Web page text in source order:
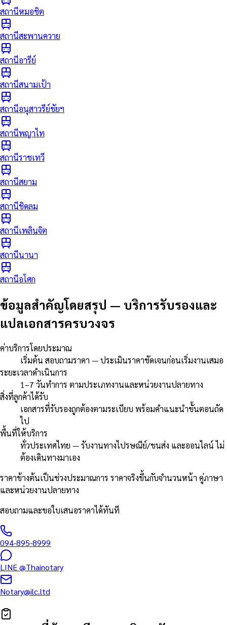
สถานีหมอชิต
สถานีสะพานควาย
สถานีอารีย์
สถานีสนามเป้า
สถานีอนุสาวรีย์ชัยฯ
สถานีพญาไท
สถานีราชเทวี
สถานีสยาม
สถานีชิดลม
สถานีเพลินจิต
สถานีนานา
สถานีอโศก
ข้อมูลสำคัญโดยสรุป — บริการรับรองและ
แปลเอกสารครบวงจร
ค่าบริการโดยประมาณ
เริ่มต้น สอบถามราคา — ประเมินราคาชัดเจนก่อนเริ่มงานเสมอ
ระยะเวลาดำเนินการ
1–7 วันทำการ ตามประเภทงานและหน่วยงานปลายทาง
สิ่งที่ลูกค้าได้รับ
เอกสารที่รับรองถูกต้องตามระเบียบ พร้อมคำแนะนำขั้นตอนถัด
ไป
พื้นที่ให้บริการ
ทั่วประเทศไทย — รับงานทางไปรษณีย์/ขนส่ง และออนไลน์ ไม่
ต้องเดินทางมาเอง
ราคาข้างต้นเป็นช่วงประมาณการ ราคาจริงขึ้นกับจำนวนหน้า คู่ภาษา
และหน่วยงานปลายทาง
สอบถามและขอใบเสนอราคาได้ทันที
094-895-8999
LINE@Thainotary
Notary@ilc.ltd